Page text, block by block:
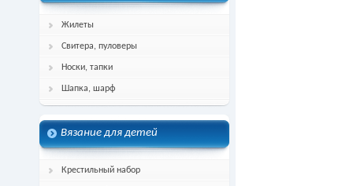
Жилеты
Свитера, пуловеры
Носки, тапки
Шапка, шарф
Вязание для детей
Крестильный набор